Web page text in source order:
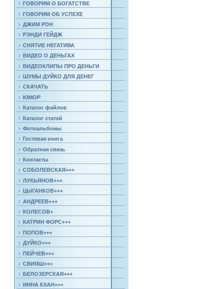
ГОВОРИМ О БОГАТСТВЕ
ГОВОРИМ ОБ УСПЕХЕ
ДЖИМ РОН
РЭНДИ ГЕЙДЖ
СНЯТИЕ НЕГАТИВА
ВИДЕО О ДЕНЬГАХ
ВИДЕОКЛИПЫ ПРО ДЕНЬГИ
ШУМЫ ДУЙКО ДЛЯ ДЕНЕГ
СКАЧАТЬ
ЮМОР
Каталог файлов
Каталог статей
Фотоальбомы
Гостевая книга
Обратная связь
Контакты
СОБОЛЕВСКАЯ+++
ЛУКЬЯНОВ+++
ЦЫГАНКОВ+++
АНДРЕЕВ+++
КОЛЕСОВ+
КАТРИН ФОРС+++
ПОПОВ+++
ДУЙКО+++
ПЕЙЧЕВ+++
СВИЯШ+++
БЕЛОЗЕРСКАЯ+++
ИННА КХАН+++